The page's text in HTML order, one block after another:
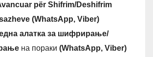
për Shifrim/Deshifrim
(WhatsApp, Viber)
алатка за шифрирање/
на пораки (WhatsApp, Viber)